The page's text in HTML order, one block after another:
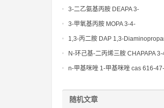
No10563-26-5
(dimethylamino)propyllpropane-1,3-
diamine CAS No10563-29-8
3-二乙氨基丙胺 DEAPA 3-
(Diethylamino)propylamine CAS
3-甲氧基丙胺 MOPA 3-4-
Methoxypropylamine CAS No
1,3-丙二胺 DAP 1,3-
No 109-76-2
N-环己基-二丙烯三胺 CHAPAPA 3-
Methoxypropylamine CAS
n-甲基咪唑 1-甲基咪唑 cas 616-
随机文章